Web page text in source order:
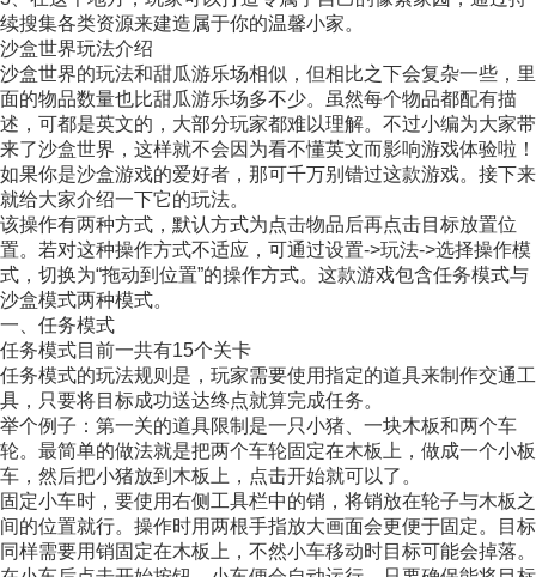
续搜集各类资源来建造属于你的温馨小家。
沙盒世界玩法介绍
沙盒世界的玩法和甜瓜游乐场相似，但相比之下会复杂一些，里
面的物品数量也比甜瓜游乐场多不少。虽然每个物品都配有描
述，可都是英文的，大部分玩家都难以理解。不过小编为大家带
来了沙盒世界，这样就不会因为看不懂英文而影响游戏体验啦！
如果你是沙盒游戏的爱好者，那可千万别错过这款游戏。接下来
就给大家介绍一下它的玩法。
该操作有两种方式，默认方式为点击物品后再点击目标放置位
置。若对这种操作方式不适应，可通过设置->玩法->选择操作模
式，切换为“拖动到位置”的操作方式。这款游戏包含任务模式与
沙盒模式两种模式。
一、任务模式
任务模式目前一共有15个关卡
任务模式的玩法规则是，玩家需要使用指定的道具来制作交通工
具，只要将目标成功送达终点就算完成任务。
举个例子：第一关的道具限制是一只小猪、一块木板和两个车
轮。最简单的做法就是把两个车轮固定在木板上，做成一个小板
车，然后把小猪放到木板上，点击开始就可以了。
固定小车时，要使用右侧工具栏中的销，将销放在轮子与木板之
间的位置就行。操作时用两根手指放大画面会更便于固定。目标
同样需要用销固定在木板上，不然小车移动时目标可能会掉落。